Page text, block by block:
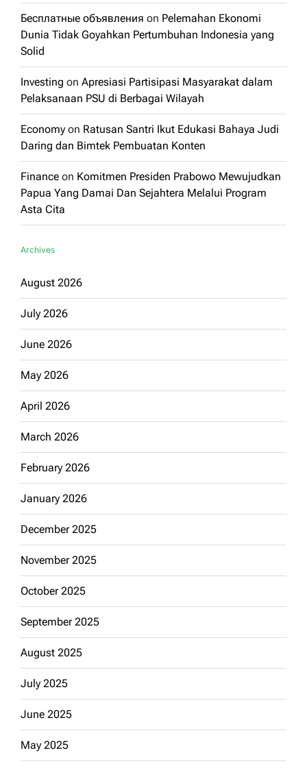
Бесплатные объявления on Pelemahan Ekonomi
Dunia Tidak Goyahkan Pertumbuhan Indonesia yang
Solid
Investing on Apresiasi Partisipasi Masyarakat dalam
Pelaksanaan PSU di Berbagai Wilayah
Economy on Ratusan Santri Ikut Edukasi Bahaya Judi
Daring dan Bimtek Pembuatan Konten
Finance on Komitmen Presiden Prabowo Mewujudkan
Papua Yang Damai Dan Sejahtera Melalui Program
Asta Cita
Archives
August 2026
July 2026
June 2026
May 2026
April 2026
March 2026
February 2026
January 2026
December 2025
November 2025
October 2025
September 2025
August 2025
July 2025
June 2025
May 2025